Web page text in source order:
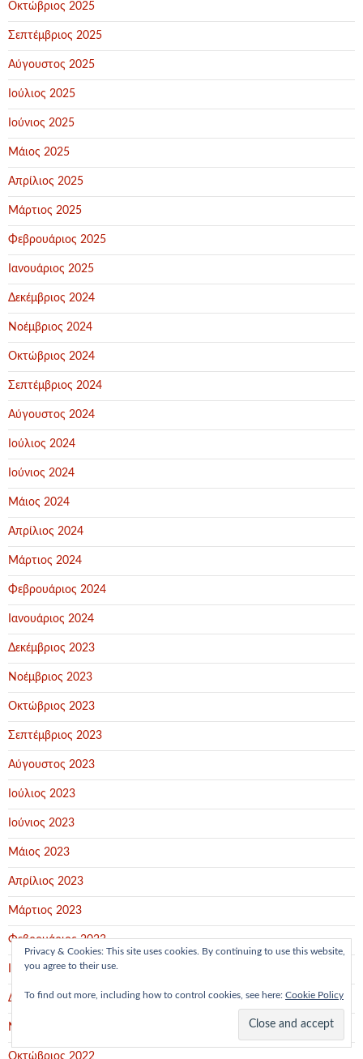
Οκτώβριος 2025
Σεπτέμβριος 2025
Αύγουστος 2025
Ιούλιος 2025
Ιούνιος 2025
Μάιος 2025
Απρίλιος 2025
Μάρτιος 2025
Φεβρουάριος 2025
Ιανουάριος 2025
Δεκέμβριος 2024
Νοέμβριος 2024
Οκτώβριος 2024
Σεπτέμβριος 2024
Αύγουστος 2024
Ιούλιος 2024
Ιούνιος 2024
Μάιος 2024
Απρίλιος 2024
Μάρτιος 2024
Φεβρουάριος 2024
Ιανουάριος 2024
Δεκέμβριος 2023
Νοέμβριος 2023
Οκτώβριος 2023
Σεπτέμβριος 2023
Αύγουστος 2023
Ιούλιος 2023
Ιούνιος 2023
Μάιος 2023
Απρίλιος 2023
Μάρτιος 2023
Φεβρουάριος 2023
Ιανουάριος 2023
Δεκέμβριος 2022
Νοέμβριος 2022
Οκτώβριος 2022
Privacy & Cookies: This site uses cookies. By continuing to use this website,
you agree to their use.
To find out more, including how to control cookies, see here: Cookie Policy